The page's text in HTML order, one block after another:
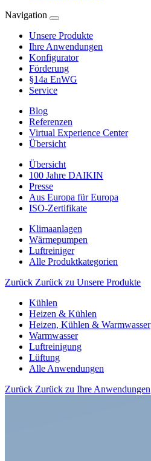
Navigation
Unsere Produkte
Ihre Anwendungen
Konfigurator
Förderung
§14a EnWG
Service
Blog
Referenzen
Virtual Experience Center
Übersicht
Übersicht
100 Jahre DAIKIN
Presse
Aus Europa für Europa
ISO-Zertifikate
Klimaanlagen
Wärmepumpen
Luftreiniger
Alle Produktkategorien
Zurück Zurück zu Unsere Produkte
Kühlen
Heizen & Kühlen
Heizen, Kühlen & Warmwasser
Warmwasser
Luftreinigung
Lüftung
Alle Anwendungen
Zurück Zurück zu Ihre Anwendungen